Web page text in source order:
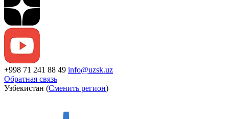
+998 71 241 88 49 info@uzsk.uz
Обратная связь
Узбекистан (Сменить регион)